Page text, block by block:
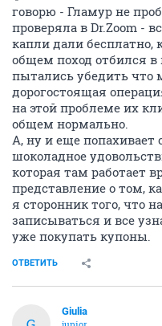
говорю - Гламур не
проверяла в Dr.Zoom -
капли дали бесплатно,
общем поход отбился в
пытались убедить что
дорогостоящая
на этой проблеме их
общем нормально.
А, ну и еще попахивает
шоколадное
которая там работает
представление о том,
я сторонник того, что
записываться и все
уже покупать купоны.
ОТВЕТИТЬ
Giulia